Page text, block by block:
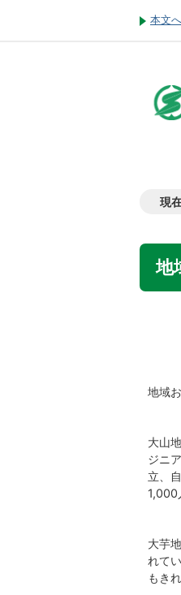
本文へ
現
地
地域
大山
ジニ
立、
1,000
大芋
れて
もき